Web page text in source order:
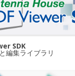
SDK
編集ライブラリ